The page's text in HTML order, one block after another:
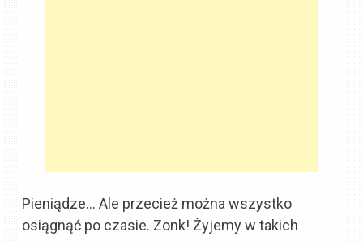
Pieniądze… Ale przecież można wszystko
osiągnąć po czasie. Zonk! Żyjemy w takich